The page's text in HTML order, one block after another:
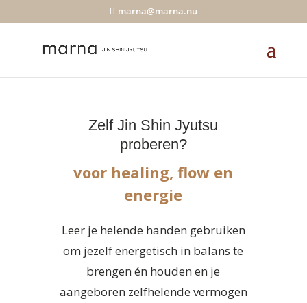
marna@marna.nu
Zelf Jin Shin Jyutsu
proberen?
voor healing, flow en
energie
Leer je helende handen gebruiken
om jezelf energetisch in balans te
brengen én houden en je
aangeboren zelfhelende vermogen